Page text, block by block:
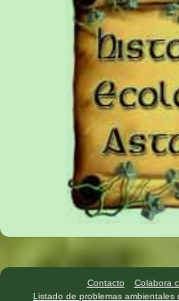
Contacto Colabora
Listado de problemas ambientales